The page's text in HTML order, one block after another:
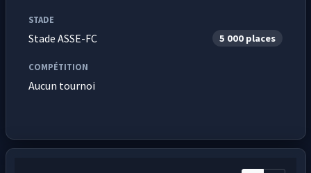
STADE
Stade ASSE-FC 5 000 places
COMPÉTITION
Aucun tournoi